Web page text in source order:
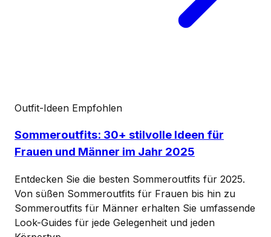
Outfit-Ideen Empfohlen
Sommeroutfits: 30+ stilvolle Ideen für
Frauen und Männer im Jahr 2025
Entdecken Sie die besten Sommeroutfits für 2025.
Von süßen Sommeroutfits für Frauen bis hin zu
Sommeroutfits für Männer erhalten Sie umfassende
Look-Guides für jede Gelegenheit und jeden